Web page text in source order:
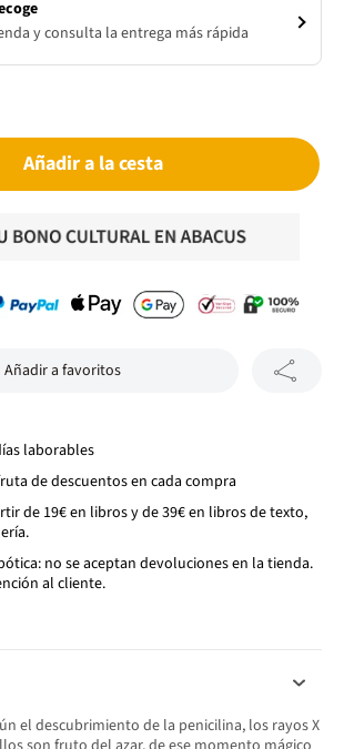
y consulta la entrega más rápida
Añadir a la cesta
Añadir a favoritos
laborables
de descuentos en cada compra
de 19€ en libros y de 39€ en libros de texto,
no se aceptan devoluciones en la tienda.
al cliente.
el descubrimiento de la penicilina, los rayos X